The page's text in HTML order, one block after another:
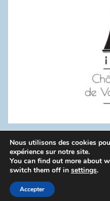
WordPress Theme:
Politique de
Nous utilisons des cookies
expérience sur notre site.
You can find out more about
switch them off in settings.
Accepter